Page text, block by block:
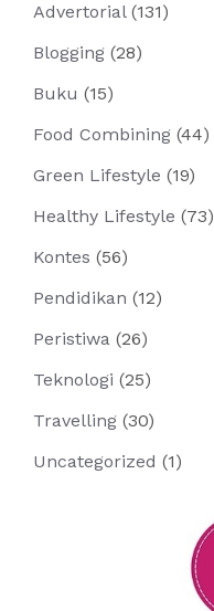
Advertorial(131)
Blogging (28)
Buku (15)
Food Combining (44)
Green Lifestyle (19)
Healthy Lifestyle (73)
Kontes (56)
Pendidikan (12)
Peristiwa (26)
Teknologi (25)
Travelling (30)
Uncategorized (1)